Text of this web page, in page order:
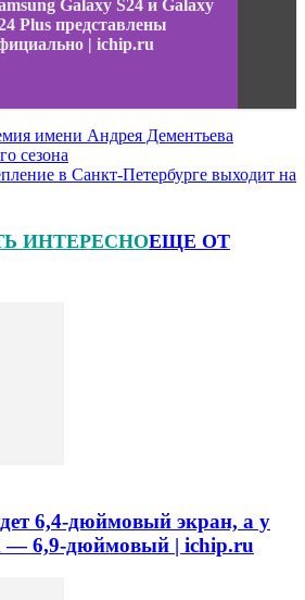
Galaxy S24 и Galaxy
Plus представлены
| ichip.ru
имени Андрея Дементьева
сезона
в Санкт-Петербурге выходит на
ИНТЕРЕСНОЕЩЕ ОТ
6,4-дюймовый экран, а у
— 6,9-дюймовый | ichip.ru